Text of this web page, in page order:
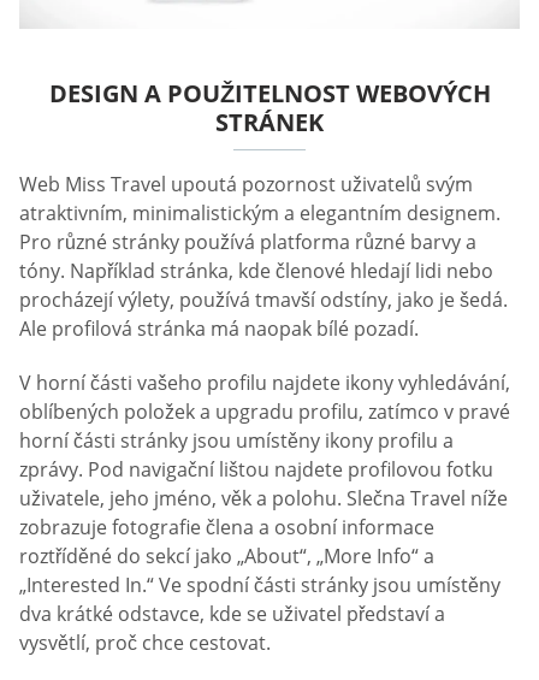
DESIGN A POUŽITELNOST WEBOVÝCH
STRÁNEK
Web Miss Travel upoutá pozornost uživatelů svým
atraktivním, minimalistickým a elegantním designem.
Pro různé stránky používá platforma různé barvy a
tóny. Například stránka, kde členové hledají lidi nebo
procházejí výlety, používá tmavší odstíny, jako je šedá.
Ale profilová stránka má naopak bílé pozadí.
V horní části vašeho profilu najdete ikony vyhledávání,
oblíbených položek a upgradu profilu, zatímco v pravé
horní části stránky jsou umístěny ikony profilu a
zprávy. Pod navigační lištou najdete profilovou fotku
uživatele, jeho jméno, věk a polohu. Slečna Travel níže
zobrazuje fotografie člena a osobní informace
roztříděné do sekcí jako „About“, „More Info“ a
„Interested In.“ Ve spodní části stránky jsou umístěny
dva krátké odstavce, kde se uživatel představí a
vysvětlí, proč chce cestovat.